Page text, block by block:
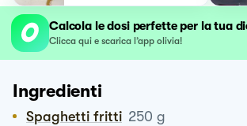
Calcola le dosi perfette per la tua
Clicca qui e scarica l’app olivia!
Ingredienti
Spaghetti fritti 250 g